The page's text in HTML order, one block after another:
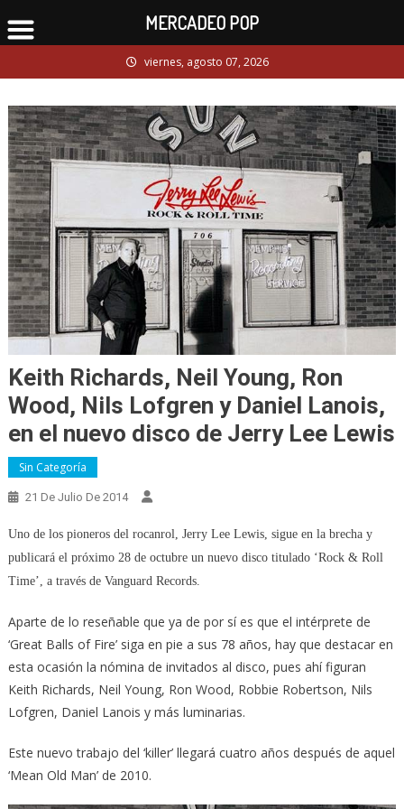
to
viernes, agosto 07, 2026
Keith Richards, Neil Young, Ron
Wood, Nils Lofgren y Daniel Lanois,
en el nuevo disco de Jerry Lee Lewis
Sin Categoría
21 De Julio De 2014
Uno de los pioneros del rocanrol, Jerry Lee Lewis, sigue en la brecha y
publicará el próximo 28 de octubre un nuevo disco titulado ‘Rock & Roll
Time’, a través de Vanguard Records.
Aparte de lo reseñable que ya de por sí es que el intérprete de
‘Great Balls of Fire’ siga en pie a sus 78 años, hay que destacar en
esta ocasión la nómina de invitados al disco, pues ahí figuran
Keith Richards, Neil Young, Ron Wood, Robbie Robertson, Nils
Lofgren, Daniel Lanois y más luminarias.
Este nuevo trabajo del ‘killer’ llegará cuatro años después de aquel
‘Mean Old Man’ de 2010.
MERCADEO POP